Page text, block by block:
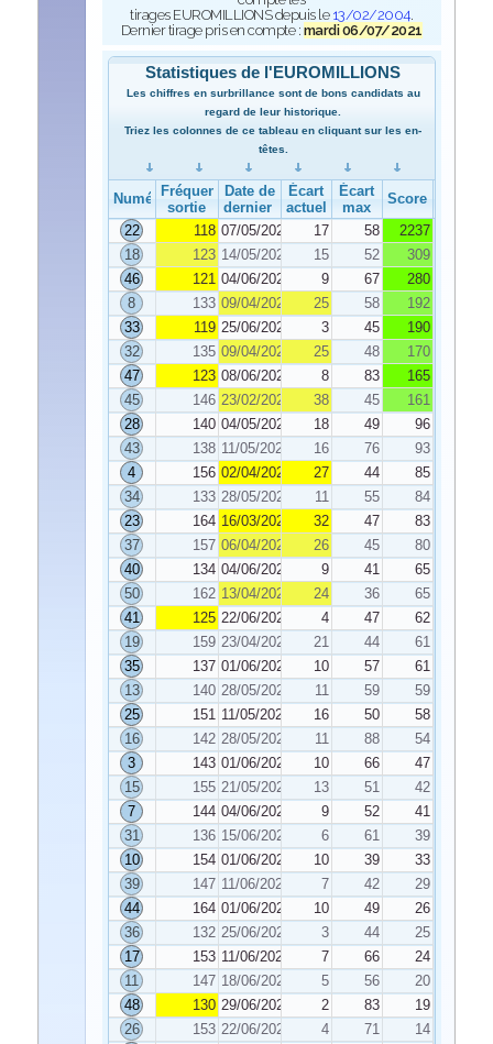
tirages EUROMILLIONS depuis le 13/02/2004.
Dernier tirage pris en compte : mardi 06/07/2021
Statistiques de l'EUROMILLIONS
Les chiffres en surbrillance sont de bons candidats au
regard de leur historique.
Triez les colonnes de ce tableau en cliquant sur les en-
têtes.
NuméroFréquence de
sortie
Date de
dernier tirage
Écart
actuel
Écart
max
Score
22
118 07/05/2021 17 58
2237
18
123 14/05/2021 15 52
309
46
121 04/06/2021 9 67
280
8
133 09/04/2021 25 58
192
33
119 25/06/2021 3 45
190
32
135 09/04/2021 25 48
170
47
123 08/06/2021 8 83
165
45
146 23/02/2021 38 45
161
28
140 04/05/2021 18 49
96
43
138 11/05/2021 16 76
93
4
156 02/04/2021 27 44
85
34
133 28/05/2021 11 55
84
23
164 16/03/2021 32 47
83
37
157 06/04/2021 26 45
80
40
134 04/06/2021 9 41
65
50
162 13/04/2021 24 36
65
41
125 22/06/2021 4 47
62
19
159 23/04/2021 21 44
61
35
137 01/06/2021 10 57
61
13
140 28/05/2021 11 59
59
25
151 11/05/2021 16 50
58
16
142 28/05/2021 11 88
54
3
143 01/06/2021 10 66
47
15
155 21/05/2021 13 51
42
7
144 04/06/2021 9 52
41
31
136 15/06/2021 6 61
39
10
154 01/06/2021 10 39
33
39
147 11/06/2021 7 42
29
44
164 01/06/2021 10 49
26
36
132 25/06/2021 3 44
25
17
153 11/06/2021 7 66
24
11
147 18/06/2021 5 56
20
48
130 29/06/2021 2 83
19
26
153 22/06/2021 4 71
14